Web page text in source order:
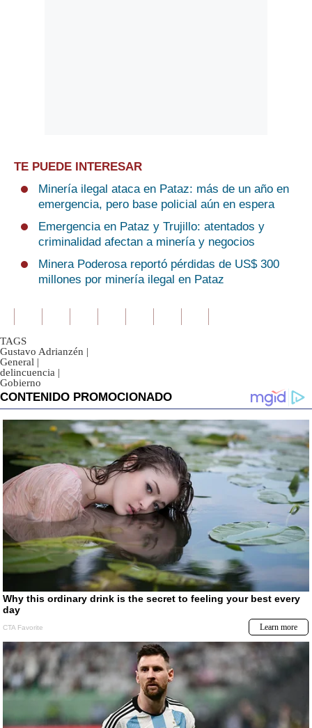
TE PUEDE INTERESAR
Minería ilegal ataca en Pataz: más de un año en
emergencia, pero base policial aún en espera
Emergencia en Pataz y Trujillo: atentados y
criminalidad afectan a minería y negocios
Minera Poderosa reportó pérdidas de US$ 300
millones por minería ilegal en Pataz
TAGS
Gustavo Adrianzén |
General |
delincuencia |
Gobierno